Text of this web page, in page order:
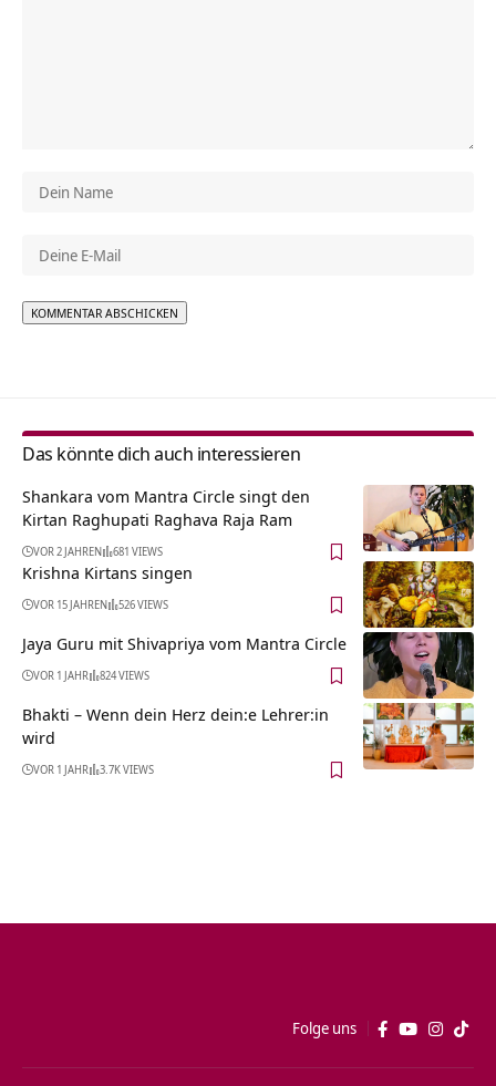
Das könnte dich auch interessieren
Shankara vom Mantra Circle singt den
Kirtan Raghupati Raghava Raja Ram
VOR 2 JAHREN 681 VIEWS
Krishna Kirtans singen
VOR 15 JAHREN 526 VIEWS
Jaya Guru mit Shivapriya vom Mantra Circle
VOR 1 JAHR 824 VIEWS
Bhakti – Wenn dein Herz dein:e Lehrer:in
wird
VOR 1 JAHR 3.7K VIEWS
Folge uns